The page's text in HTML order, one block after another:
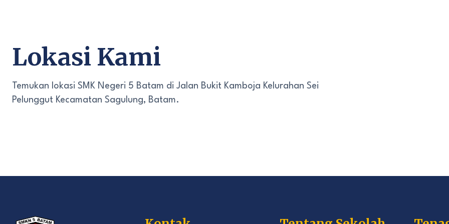
Lokasi Kami
Temukan lokasi SMK Negeri 5 Batam di Jalan Bukit Kamboja Kelurahan Sei
Pelunggut Kecamatan Sagulung, Batam.